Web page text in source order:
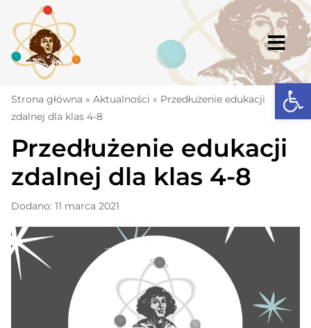
content
Strona główna
Komunikaty
Szkoła
Dokumenty
Osiągnięcia
Warto wiedzieć
UKS „Millenium”
Strona główna » Aktualności » Przedłużenie edukacji
zdalnej dla klas 4-8
Przedłużenie edukacji
zdalnej dla klas 4-8
Dodano: 11 marca 2021